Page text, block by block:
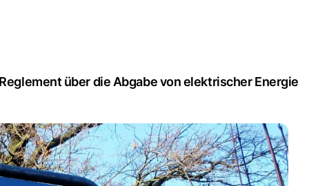
über die Abgabe von elektrischer Energie